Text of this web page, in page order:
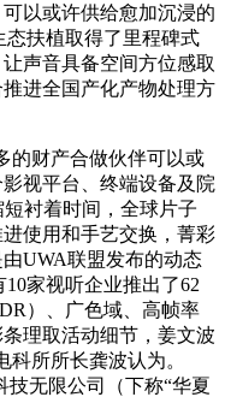
以或许供给愈加沉浸的
扶植取得了里程碑式
声音具备空间方位感取
进全国产化产物处理方
财产合做伙伴可以或
视平台、终端设备及院
衬着时间，全球片子
使用和手艺交换，菁彩
UWA联盟发布的动态
家视听企业推出了62
）、广色域、高帧率
理取活动细节，姜文波
所所长龚波认为。
无限公司（下称“华夏